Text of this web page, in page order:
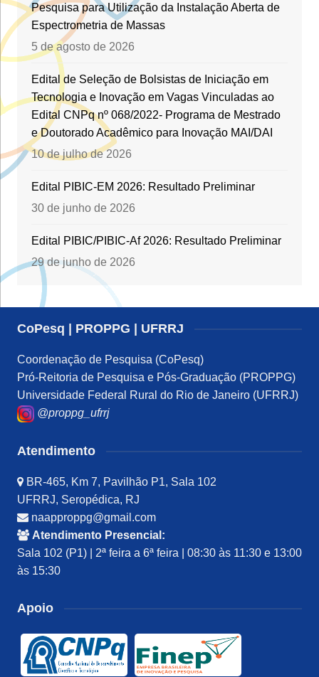
Pesquisa para Utilização da Instalação Aberta de
Espectrometria de Massas
5 de agosto de 2026
Edital de Seleção de Bolsistas de Iniciação em
Tecnologia e Inovação em Vagas Vinculadas ao
Edital CNPq nº 068/2022- Programa de Mestrado
e Doutorado Acadêmico para Inovação MAI/DAI
10 de julho de 2026
Edital PIBIC-EM 2026: Resultado Preliminar
30 de junho de 2026
Edital PIBIC/PIBIC-Af 2026: Resultado Preliminar
29 de junho de 2026
CoPesq | PROPPG | UFRRJ
Coordenação de Pesquisa (CoPesq)
Pró-Reitoria de Pesquisa e Pós-Graduação (PROPPG)
Universidade Federal Rural do Rio de Janeiro (UFRRJ)
@proppg_ufrrj
Atendimento
BR-465, Km 7, Pavilhão P1, Sala 102
UFRRJ, Seropédica, RJ
naapproppg@gmail.com
Atendimento Presencial:
Sala 102 (P1) | 2ª feira a 6ª feira | 08:30 às 11:30 e 13:00
às 15:30
Apoio